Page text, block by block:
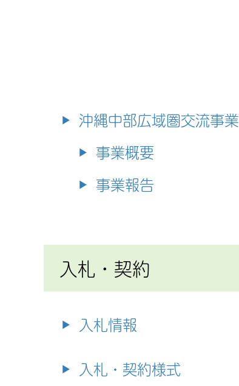
沖縄中部広域圏交流事業
事業概要
事業報告
入札・契約
入札情報
入札・契約様式